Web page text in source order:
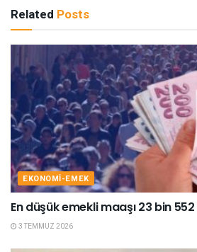
Related Posts
EKONOMI-EMEK
En düşük emekli maaşı 23 bin
3 TEMMUZ 2026